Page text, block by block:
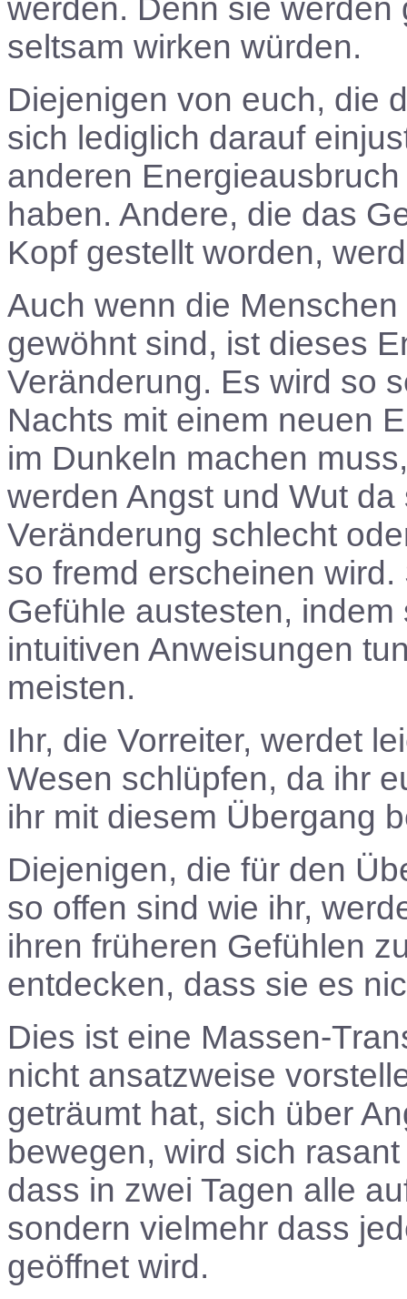
werden. Denn sie
seltsam wirken würden.
Diejenigen von euch, die
sich lediglich darauf
anderen
haben. Andere, die das
Kopf gestellt worden,
Auch wenn die
gewöhnt sind, ist dieses
Veränderung. Es wird so
Nachts mit einem neuen
im Dunkeln machen
werden Angst und Wut
Veränderung schlecht
so fremd erscheinen
Gefühle austesten,
intuitiven Anweisungen
meisten.
Ihr, die Vorreiter, werdet
Wesen schlüpfen, da ihr
ihr mit diesem Übergang
Diejenigen, die für den
so offen sind wie ihr,
ihren früheren Gefühlen
entdecken, dass sie es
Dies ist eine Massen-
nicht ansatzweise
geträumt hat, sich über
bewegen, wird sich
dass in zwei Tagen alle
sondern vielmehr dass
geöffnet wird.